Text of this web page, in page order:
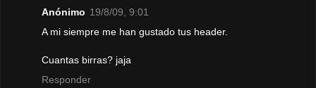
Anónimo 19/8/09, 9:01
A mi siempre me han gustado tus header.
Cuantas birras? jaja
Responder